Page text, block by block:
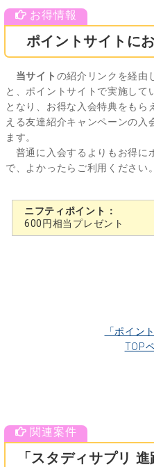
ポイントサイトに
当サイト の紹介リンクを経由
と、ポイントサイトで実施して
となり、お得な入会特典をもら
える友達紹介キャンペーンの入
ます。
普通に入会するよりもお得に
で、よかったらご利用ください。
ニフティポイント：
600円相当プレゼント
「ポイン
TOP
「スタディサプリ